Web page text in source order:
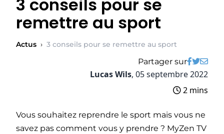
3 conseils pour se
remettre au sport
Actus › 3 conseils pour se remettre au sport
Partager sur
Lucas Wils, 05 septembre 2022
2 mins
Vous souhaitez reprendre le sport mais vous ne
savez pas comment vous y prendre ? MyZen TV